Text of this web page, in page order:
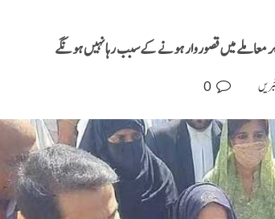
معاملے میں قصوروار ہونے کےسبب رہا نہیں ہونگے